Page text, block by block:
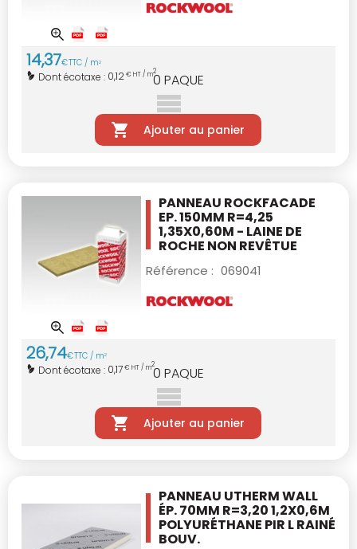
14,37€TTC / m2
Dont écotaxe : 0,12€ HT / m20 PAQUE
Ajouter au panier
PANNEAU ROCKFACADE
EP. 150MM R=4,25
1,35X0,60M - LAINE DE
ROCHE NON REVÊTUE
Référence : 069041
26,74€TTC / m2
Dont écotaxe : 0,17€ HT / m20 PAQUE
Ajouter au panier
PANNEAU UTHERM WALL
ÉP. 70MM R=3,201,2X0,6M
POLYURÉTHANE PIR L RAINÉ
BOUV.